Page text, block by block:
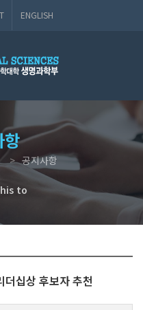
ENGLISH
항
공지사항
to
십상 후보자 추천